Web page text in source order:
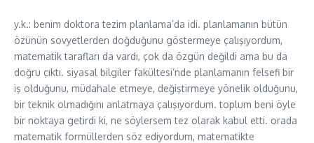
y.k.: benim doktora tezim planlama’da idi. planlamanın bütün
özünün sovyetlerden doğduğunu göstermeye çalışıyordum,
matematik tarafları da vardı, çok da özgün değildi ama bu da
doğru çıktı. siyasal bilgiler fakültesi’nde planlamanın felsefi bir
iş olduğunu, müdahale etmeye, değiştirmeye yönelik olduğunu,
bir teknik olmadığını anlatmaya çalışıyordum. toplum beni öyle
bir noktaya getirdi ki, ne söylersem tez olarak kabul etti. orada
matematik formüllerden söz ediyordum, matematikte